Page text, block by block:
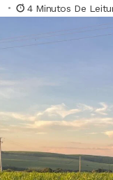
4 Minutos De